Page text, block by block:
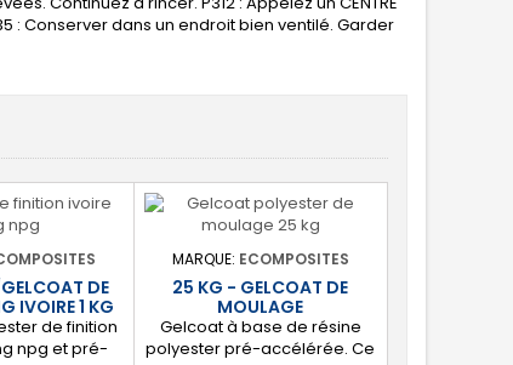
: Conserver dans un endroit bien ventilé. Garder
DE
IVOIRE 1 KG
de finition
npg et pré-
MARQUE: ECOMPOSITES
25 KG - GELCOAT DE
MOULAGE
Gelcoat à base de résine
polyester pré-accélérée. Ce